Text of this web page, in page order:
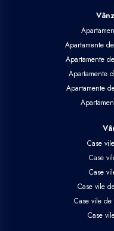
Apartamente
Apartamente
Apartamente
Apartamente
Case
Case
Case
Case vile
Case vile
Case